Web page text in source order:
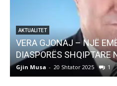
AKTUALITET
VERA GJONAJ – NJË
DIASPORËS SHQIPTARE
Gjin Musa - 20 Shtator 2025 1